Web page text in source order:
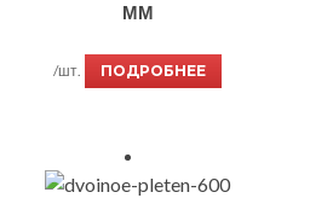
ММ
/шт. ПОДРОБНЕЕ